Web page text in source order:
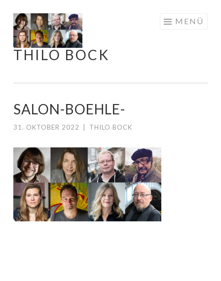
Springe
zum
Inhalt
THILO BOCK
MENÜ
SALON-BOEHLE-
31. OKTOBER 2022 THILO BOCK